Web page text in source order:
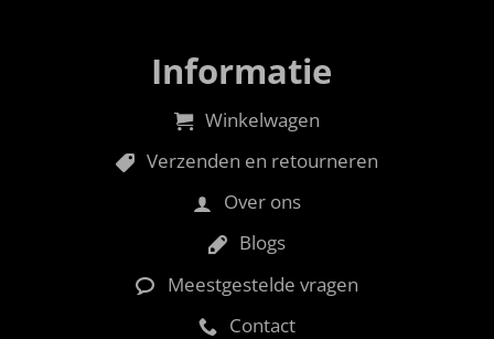
Informatie
Winkelwagen
Verzenden en retourneren
Over ons
Blogs
Meestgestelde vragen
Contact